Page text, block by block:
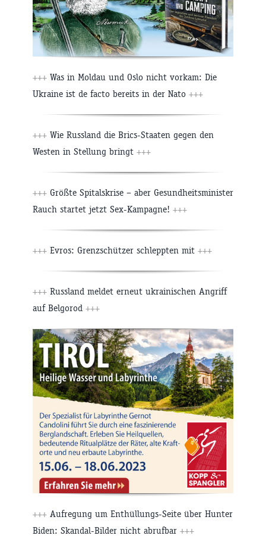
+++ Was in Moldau und Oslo nicht vorkam: Die
Ukraine ist de facto bereits in der Nato +++
+++ Wie Russland die Brics-Staaten gegen den
Westen in Stellung bringt +++
+++ Größte Spitalskrise – aber Gesundheitsminister
Rauch startet jetzt Sex-Kampagne! +++
+++ Evros: Grenzschützer schleppten mit +++
+++ Russland meldet erneut ukrainischen Angriff
auf Belgorod +++
+++ Aufregung um Enthüllungs-Seite über Hunter
Biden: Skandal-Bilder nicht abrufbar +++